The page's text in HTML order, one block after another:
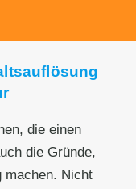
die einen
die Gründe,
machen. Nicht